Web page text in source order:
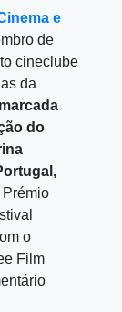
e
de
cineclube
da
do
Prémio
o
Film